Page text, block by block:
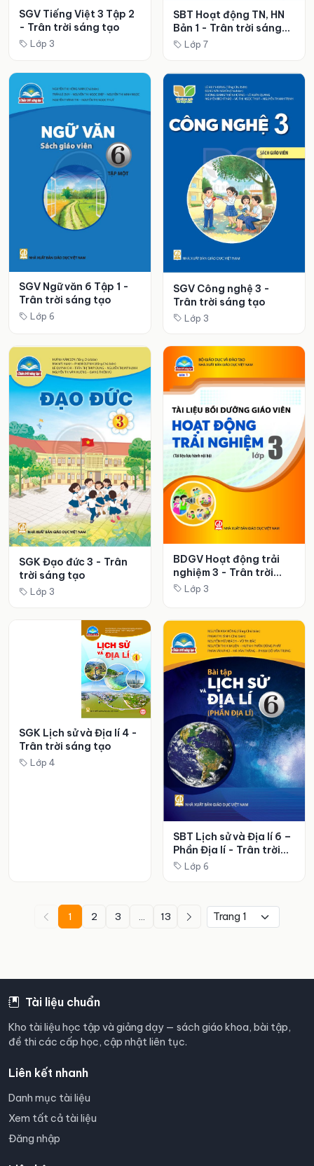
SGV Tiếng Việt 3 Tập 2
- Trân trời sáng tạo
Lớp 3
SBT Hoạt động TN, HN
Bản 1 - Trân trời sáng
tạoLớp 7
SGV Ngữ văn 6 Tập 1 -
Trân trời sáng tạo
Lớp 6
SGV Công nghệ 3 -
Trân trời sáng tạo
Lớp 3
SGK Đạo đức 3 - Trân
trời sáng tạo
Lớp 3
BDGV Hoạt động trải
nghiệm 3 - Trân trời
sáng tạo
Lớp 3
SGK Lịch sử và Địa lí 4 -
Trân trời sáng tạo
Lớp 4
SBT Lịch sử và Địa lí 6 –
Phần Địa lí - Trân trời
sáng tạo
Lớp 6
1 2 3 ... 13
Tài liệu chuẩn
Kho tài liệu học tập và giảng dạy — sách giáo khoa, bài tập,
đề thi các cấp học, cập nhật liên tục.
Liên kết nhanh
Danh mục tài liệu
Xem tất cả tài liệu
Đăng nhập